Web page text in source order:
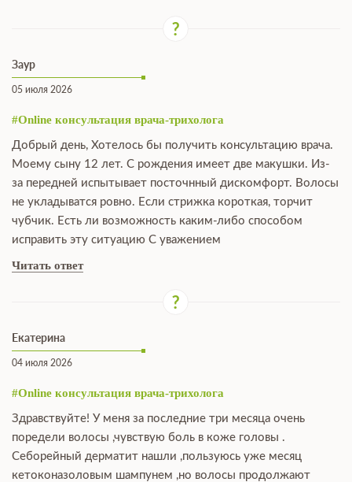
Заур
05 июля 2026
#Online консультация врача-трихолога
Добрый день, Хотелось бы получить консультацию врача.
Моему сыну 12 лет. С рождения имеет две макушки. Из-
за передней испытывает посточнный дискомфорт. Волосы
не укладыватся ровно. Если стрижка короткая, торчит
чубчик. Есть ли возможность каким-либо способом
исправить эту ситуацию С уважением
Читать ответ
Екатерина
04 июля 2026
#Online консультация врача-трихолога
Здравствуйте! У меня за последние три месяца очень
поредели волосы ,чувствую боль в коже головы .
Себорейный дерматит нашли ,пользуюсь уже месяц
кетоконазоловым шампунем ,но волосы продолжают